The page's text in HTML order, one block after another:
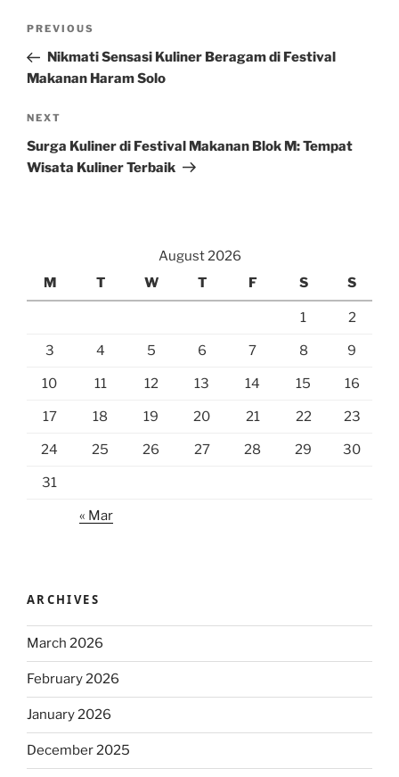
Previous
Post
PREVIOUS
Nikmati Sensasi Kuliner Beragam di Festival
Makanan Haram Solo
Next
Post
NEXT
Surga Kuliner di Festival Makanan Blok M: Tempat
Wisata Kuliner Terbaik
August 2026
M
T W T F S S
1 2
3 4 5 6 7 8 9
10 11 12 13 14 15 16
17 18 19 20 21 22 23
24 25 26 27 28 29 30
31
« Mar
ARCHIVES
March 2026
February 2026
January 2026
December 2025